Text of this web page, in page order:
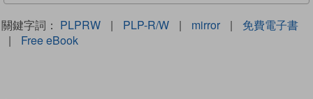
關鍵字詞： PLPRW | PLP-R/W | mirror |
免費電子書
|
Free eBook